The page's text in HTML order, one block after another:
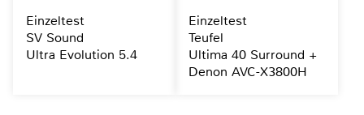
Einzeltest
SV Sound
Ultra Evolution 5.4
Einzeltest
Teufel
Ultima 40 Surround +
Denon AVC-X3800H